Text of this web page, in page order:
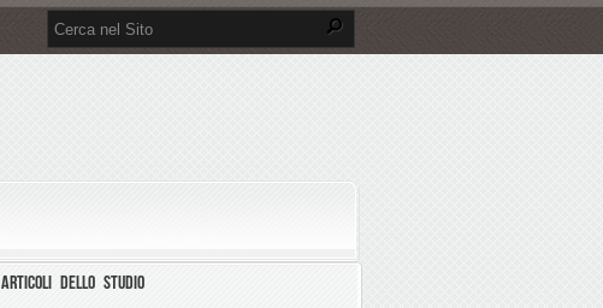
ARTICOLI DELLO STUDIO